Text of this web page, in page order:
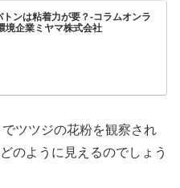
トンは粘着力が要？-コラムオンラ
境企業ミヤマ株式会社
ツツジの花粉を観察され
のように見えるのでしょう